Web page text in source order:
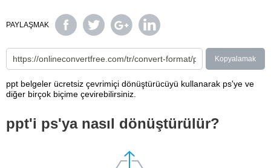
PAYLAŞMAK
Kopyalamak
ppt belgeler ücretsiz çevrimiçi dönüştürücüyü kullanarak ps'ye ve
diğer birçok biçime çevirebilirsiniz.
ppt'i ps'ya nasıl dönüştürülür?